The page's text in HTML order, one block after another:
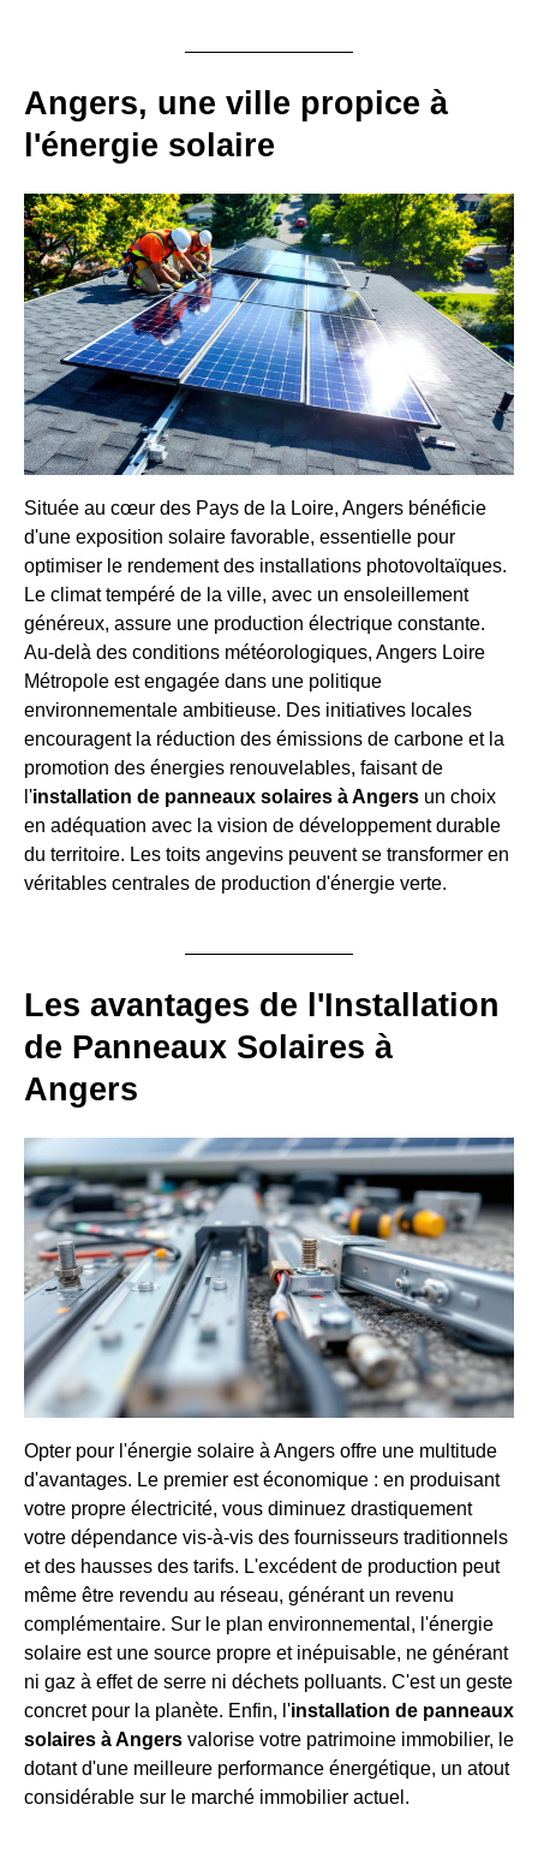
Angers, une ville propice à
l'énergie solaire
Située au cœur des Pays de la Loire, Angers bénéficie
d'une exposition solaire favorable, essentielle pour
optimiser le rendement des installations photovoltaïques.
Le climat tempéré de la ville, avec un ensoleillement
généreux, assure une production électrique constante.
Au-delà des conditions météorologiques, Angers Loire
Métropole est engagée dans une politique
environnementale ambitieuse. Des initiatives locales
encouragent la réduction des émissions de carbone et la
promotion des énergies renouvelables, faisant de
l'installation de panneaux solaires à Angers un choix
en adéquation avec la vision de développement durable
du territoire. Les toits angevins peuvent se transformer en
véritables centrales de production d'énergie verte.
Les avantages de l'Installation
de Panneaux Solaires à
Angers
Opter pour l'énergie solaire à Angers offre une multitude
d'avantages. Le premier est économique : en produisant
votre propre électricité, vous diminuez drastiquement
votre dépendance vis-à-vis des fournisseurs traditionnels
et des hausses des tarifs. L'excédent de production peut
même être revendu au réseau, générant un revenu
complémentaire. Sur le plan environnemental, l'énergie
solaire est une source propre et inépuisable, ne générant
ni gaz à effet de serre ni déchets polluants. C'est un geste
concret pour la planète. Enfin, l'installation de panneaux
solaires à Angers valorise votre patrimoine immobilier, le
dotant d'une meilleure performance énergétique, un atout
considérable sur le marché immobilier actuel.